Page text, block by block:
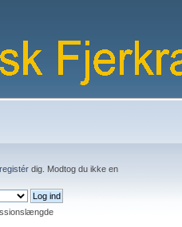
registér dig. Modtog du ikke en